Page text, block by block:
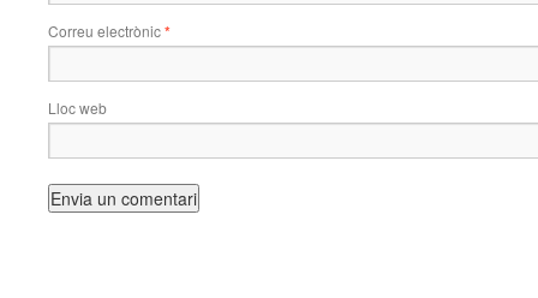
Correu electrònic*
Lloc web